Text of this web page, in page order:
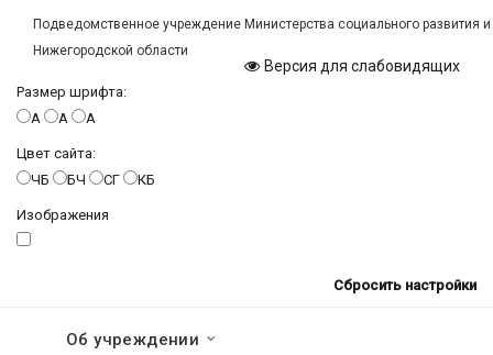
Подведомственное учреждение Министерства социального развития
Нижегородской области
Версия для слабовидящих
Размер шрифта:
A
A A
Цвет сайта:
ЧБ
БЧ СГ КБ
Изображения
Сбросить настройки
Об учреждении